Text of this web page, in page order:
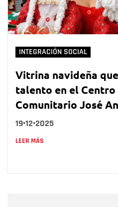
INTEGRACIÓN SOCIAL
Vitrina navideña
talento en el
Comunitario José
19•12•2025
LEER MÁS